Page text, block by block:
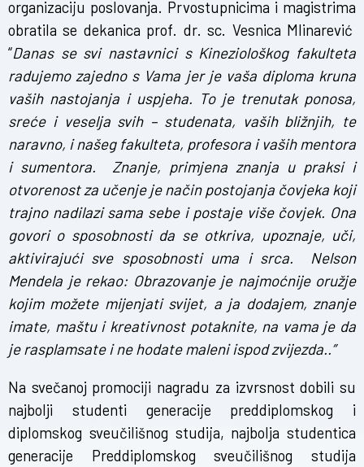
organizaciju poslovanja. Prvostupnicima i magistrima
obratila se dekanica prof. dr. sc. Vesnica Mlinarević
“Danas se svi nastavnici s Kineziološkog fakulteta
radujemo zajedno s Vama jer je vaša diploma kruna
vaših nastojanja i uspjeha. To je trenutak ponosa,
sreće i veselja svih – studenata, vaših bližnjih, te
naravno, i našeg fakulteta, profesora i vaših mentora
i sumentora. Znanje, primjena znanja u praksi i
otvorenost za učenje je način postojanja čovjeka koji
trajno nadilazi sama sebe i postaje više čovjek. Ona
govori o sposobnosti da se otkriva, upoznaje, uči,
aktivirajući sve sposobnosti uma i srca. Nelson
Mendela je rekao: Obrazovanje je najmoćnije oružje
kojim možete mijenjati svijet, a ja dodajem, znanje
imate, maštu i kreativnost potaknite, na vama je da
je rasplamsate i ne hodate maleni ispod zvijezda..”
Na svečanoj promociji nagradu za izvrsnost dobili su
najbolji studenti generacije preddiplomskog i
diplomskog sveučilišnog studija, najbolja studentica
generacije Preddiplomskog sveučilišnog studija